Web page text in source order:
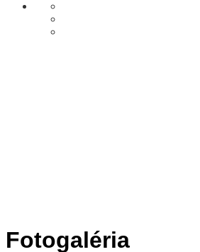
Fotogaléria